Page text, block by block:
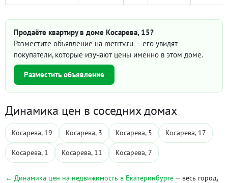
Продаёте квартиру в доме Косарева, 15?
Разместите объявление на metrtv.ru — его увидят
покупатели, которые изучают цены именно в этом доме.
Разместить объявление
Динамика цен в соседних домах
Косарева, 19 Косарева, 3 Косарева, 5 Косарева, 17
Косарева, 1 Косарева, 11 Косарева, 7
← Динамика цен на недвижимость в Екатеринбурге — весь город,